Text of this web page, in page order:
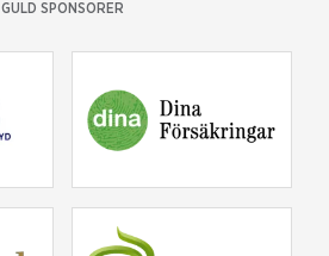
GULD SPONSORER